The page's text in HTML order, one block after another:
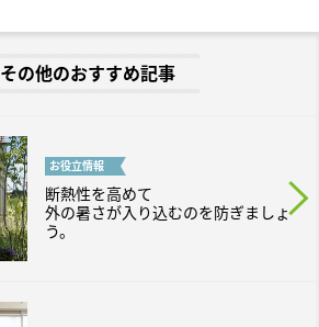
その他のおすすめ記事
お役立情報
断熱性を高めて
外の暑さが入り込むのを防ぎましょ
う。